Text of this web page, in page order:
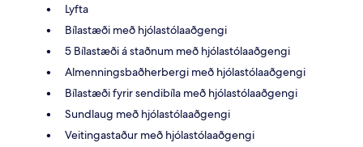
Lyfta
Bílastæði með hjólastólaaðgengi
5 Bílastæði á staðnum með hjólastólaaðgengi
Almenningsbaðherbergi með hjólastólaaðgengi
Bílastæði fyrir sendibíla með hjólastólaaðgengi
Sundlaug með hjólastólaaðgengi
Veitingastaður með hjólastólaaðgengi